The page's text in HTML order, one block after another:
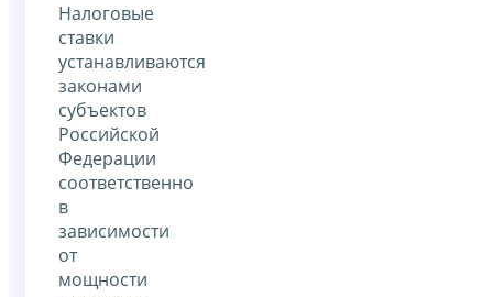
Налоговые
ставки
устанавливаются
законами
субъектов
Российской
Федерации
соответственно
в
зависимости
от
мощности